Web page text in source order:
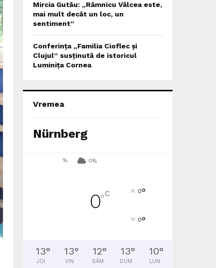
Mircia Gutău: „Râmnicu Vâlcea este,
mai mult decât un loc, un
sentiment”
Conferința „Familia Cioflec și
Clujul” susținută de istoricul
Luminița Cornea
Vremea
Nürnberg
% 0%
0°C 0°
0°
13°
JOI
13°
VIN
12°
SÂM
13°
DUM
10°
LUN